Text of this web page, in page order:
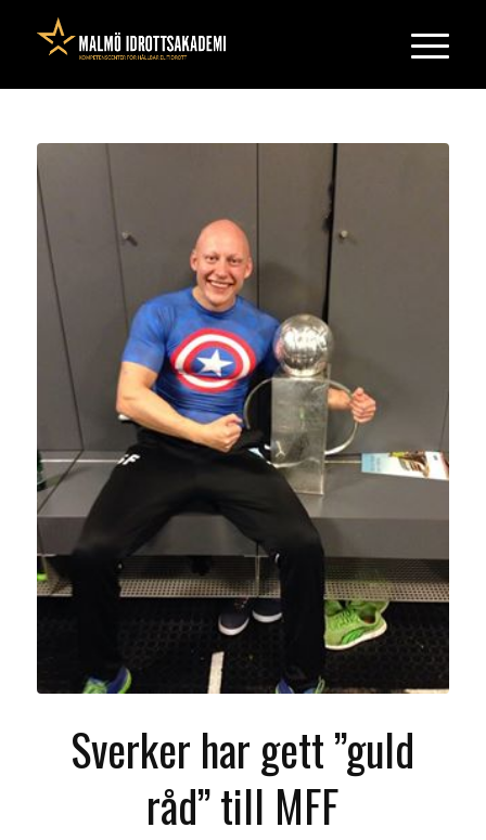
Sverker har gett ”guld
råd” till MFF